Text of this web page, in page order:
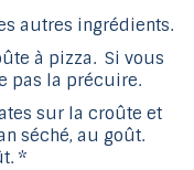
autres ingrédients.
à pizza. Si vous
pas la précuire.
sur la croûte et
séché, au goût.
*